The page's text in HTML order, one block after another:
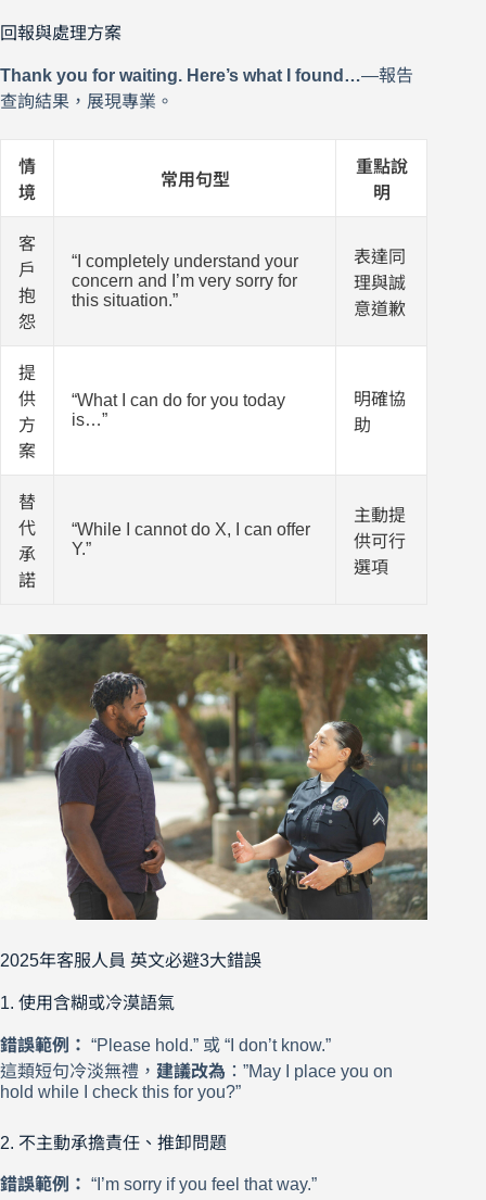
回報與處理方案
Thank you for waiting. Here’s what I found…—報告
查詢結果，展現專業。
情
境
常用句型
重點說
明
客
戶
抱
怨
“I completely understand your
concern and I’m very sorry for
this situation.”
表達同
理與誠
意道歉
提
供
方
案
“What I can do for you today
is…”
明確協
助
替
代
承
諾
“While I cannot do X, I can offer
Y.”
主動提
供可行
選項
2025年客服人員 英文必避3大錯誤
1. 使用含糊或冷漠語氣
錯誤範例： “Please hold.” 或 “I don’t know.”
這類短句冷淡無禮， 建議改為 ：”May I place you on
hold while I check this for you?”
2. 不主動承擔責任、推卸問題
錯誤範例： “I’m sorry if you feel that way.”